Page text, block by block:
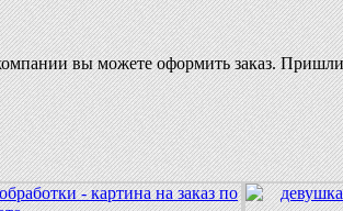
вы можете оформить заказ.